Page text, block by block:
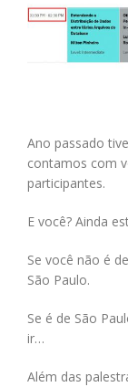
Ano passado
contamos com
participantes.
E você? Ainda
Se você não é
São Paulo.
Se é de São
ir…
Além das